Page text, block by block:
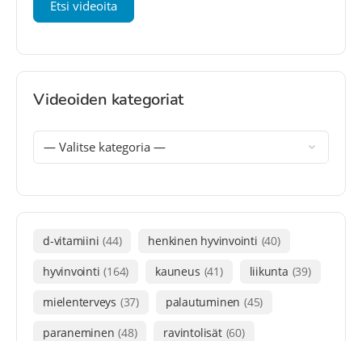
Videoiden kategoriat
d-vitamiini (44) henkinen hyvinvointi (40)
hyvinvointi (164) kauneus (41) liikunta (39)
mielenterveys (37) palautuminen (45)
paraneminen (48) ravintolisät (60)